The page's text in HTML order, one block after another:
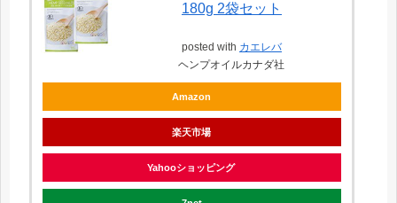
180g 2袋セット
posted with カエレバ
ヘンプオイルカナダ社
Amazon
楽天市場
Yahooショッピング